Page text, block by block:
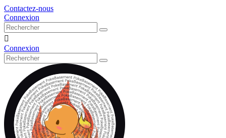
Contactez-nous
Connexion

Connexion